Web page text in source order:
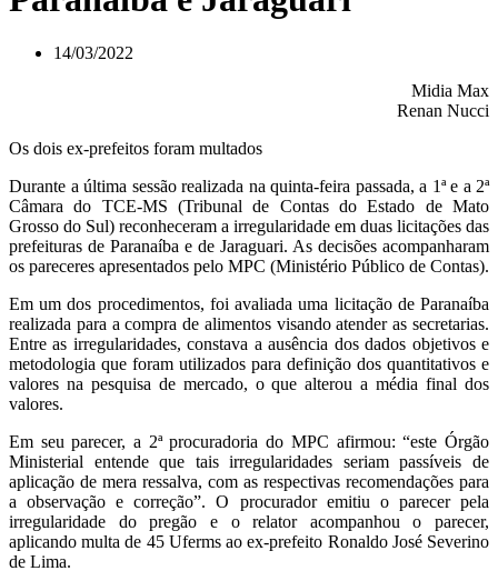
14/03/2022
Midia Max
Renan Nucci
Os dois ex-prefeitos foram multados
Durante a última sessão realizada na quinta-feira passada, a 1ª e a 2ª
Câmara do TCE-MS (Tribunal de Contas do Estado de Mato
Grosso do Sul) reconheceram a irregularidade em duas licitações das
prefeituras de Paranaíba e de Jaraguari. As decisões acompanharam
os pareceres apresentados pelo MPC (Ministério Público de Contas).
Em um dos procedimentos, foi avaliada uma licitação de Paranaíba
realizada para a compra de alimentos visando atender as secretarias.
Entre as irregularidades, constava a ausência dos dados objetivos e
metodologia que foram utilizados para definição dos quantitativos e
valores na pesquisa de mercado, o que alterou a média final dos
valores.
Em seu parecer, a 2ª procuradoria do MPC afirmou: “este Órgão
Ministerial entende que tais irregularidades seriam passíveis de
aplicação de mera ressalva, com as respectivas recomendações para
a observação e correção”. O procurador emitiu o parecer pela
irregularidade do pregão e o relator acompanhou o parecer,
aplicando multa de 45 Uferms ao ex-prefeito Ronaldo José Severino
de Lima.